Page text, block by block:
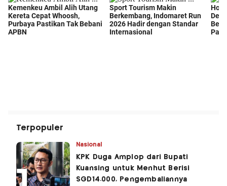
Terpopuler
Nasional
KPK Duga Amplop dari Bupati
Kuansing untuk Menhut Berisi
SGD14.000, Pengembaliannya